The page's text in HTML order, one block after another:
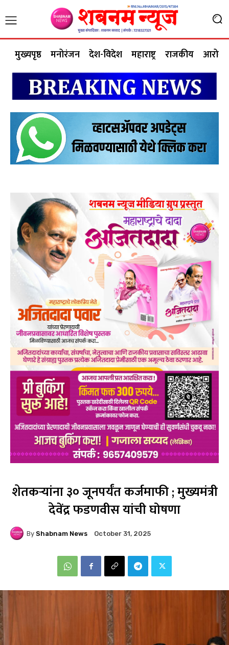
मुख्यपृष्ठ मनोरंजन देश-विदेश महाराष्ट्र राजकीय आरोग्य
शेतकऱ्यांना ३० जूनपर्यंत कर्जमाफी ; मुख्यमंत्री
देवेंद्र फडणवीस यांची घोषणा
By Shabnam News October 31, 2025